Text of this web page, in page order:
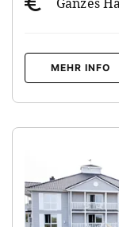
MEHR INFO